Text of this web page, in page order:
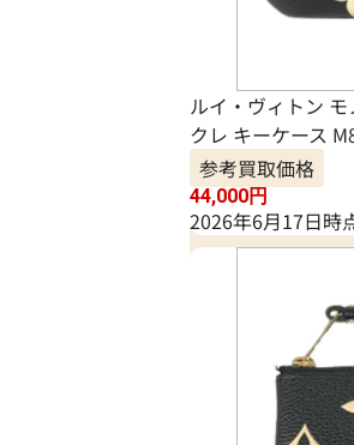
ルイ・ヴィトン
クレ キーケース
参考買取価格
44,000円
2026年6月17日時